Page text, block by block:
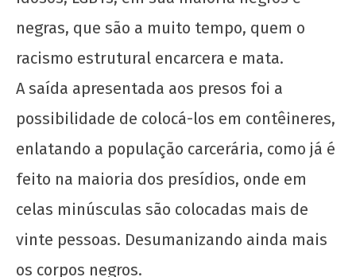
negras, que são a muito tempo, quem o
racismo estrutural encarcera e mata.
A saída apresentada aos presos foi a
possibilidade de colocá-los em contêineres,
enlatando a população carcerária, como já é
feito na maioria dos presídios, onde em
celas minúsculas são colocadas mais de
vinte pessoas. Desumanizando ainda mais
os corpos negros.